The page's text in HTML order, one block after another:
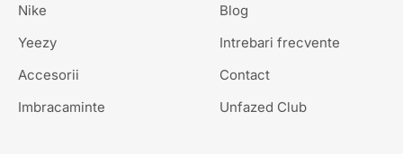
Nike
Yeezy
Accesorii
Imbracaminte
Blog
Intrebari frecvente
Contact
Unfazed Club